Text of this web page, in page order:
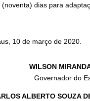
dias para
10 de março de 2020.
WILSON
Governador do
ALBERTO SOUZA